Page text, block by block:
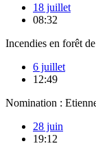
18 juillet
08:32
Incendies en forêt
6 juillet
12:49
Nomination :
28 juin
19:12